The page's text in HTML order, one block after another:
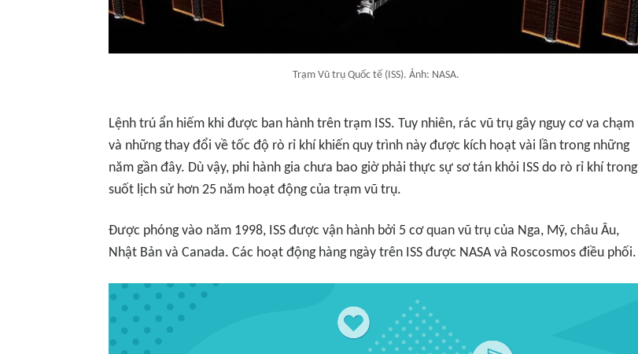
Trạm Vũ trụ Quốc tế (ISS). Ảnh: NASA.
Lệnh trú ẩn hiếm khi được ban hành trên trạm ISS. Tuy nhiên, rác vũ trụ gây nguy cơ va chạm
và những thay đổi về tốc độ rò rỉ khí khiến quy trình này được kích hoạt vài lần trong những
năm gần đây. Dù vậy, phi hành gia chưa bao giờ phải thực sự sơ tán khỏi ISS do rò rỉ khí trong
suốt lịch sử hơn 25 năm hoạt động của trạm vũ trụ.
Được phóng vào năm 1998, ISS được vận hành bởi 5 cơ quan vũ trụ của Nga, Mỹ, châu Âu,
Nhật Bản và Canada. Các hoạt động hàng ngày trên ISS được NASA và Roscosmos điều phối.